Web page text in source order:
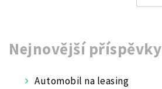
Nejnovější příspěvky
Automobil na leasing